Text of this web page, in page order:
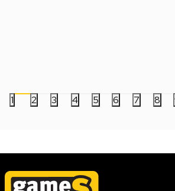
1 2 3 4 5 6 7 8